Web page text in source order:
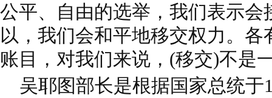
公平、自由的选举，我们表示会
以，我们会和平地移交权力。
账目，对我们来说，(移交)不是
吴耶图部长是根据国家总统于